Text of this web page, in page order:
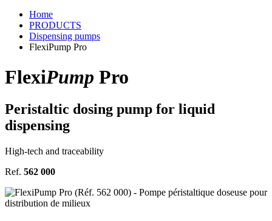
Home
PRODUCTS
Dispensing pumps
FlexiPump Pro
FlexiPump Pro
Peristaltic dosing pump for liquid
dispensing
High-tech and traceability
Ref. 562 000